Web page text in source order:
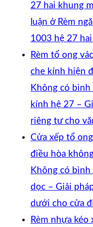
27 hai khung
luận ở Rèm
1003 hệ 27
Rèm tổ ong
che kính hiện
Không có bình
kính hệ 27 –
riêng tư cho
Cửa xếp tổ
điều hòa
Không có bình
dọc – Giải
dưới cho cửa
Rèm nhựa kéo